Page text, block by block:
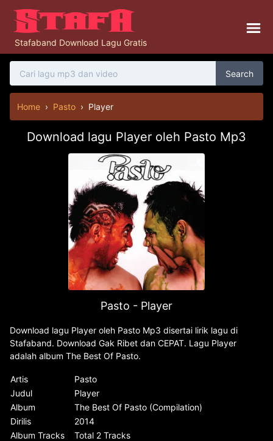
Stafaband Download Lagu Gratis
Search
Home › Pasto › Player
Download lagu Player oleh Pasto Mp3
Pasto - Player
Download lagu Player oleh Pasto Mp3 disertai lirik lagu di
Stafaband. Download Gak Ribet dan CEPAT. Lagu Player
adalah album The Best Of Pasto.
Artis
Pasto
Judul
Player
Album
The Best Of Pasto (Compilation)
Dirilis
2014
Album Tracks
Total 2 Tracks